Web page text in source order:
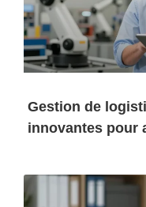
Gestion de
innovantes pour